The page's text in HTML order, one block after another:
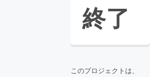
終了
このプロジェクトは、